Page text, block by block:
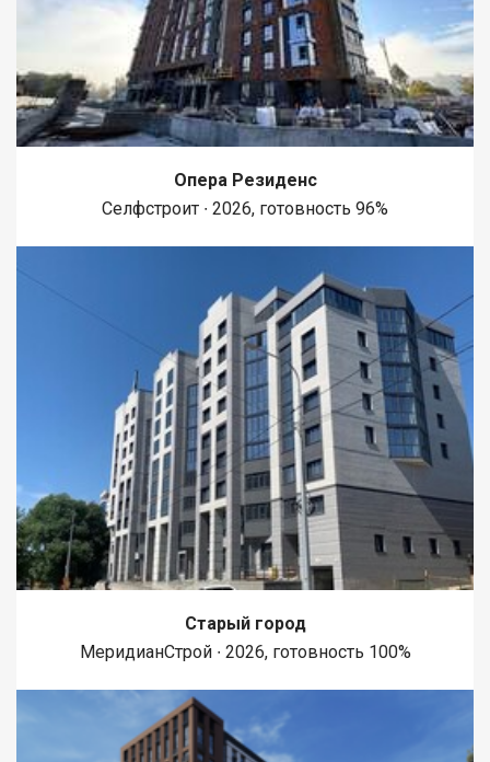
Опера Резиденс
Селфстроит ∙ 2026, готовность 96%
Старый город
МеридианСтрой ∙ 2026, готовность 100%